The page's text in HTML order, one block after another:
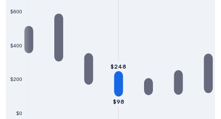
agosto
$0
$200
$400
$600
$98
$248